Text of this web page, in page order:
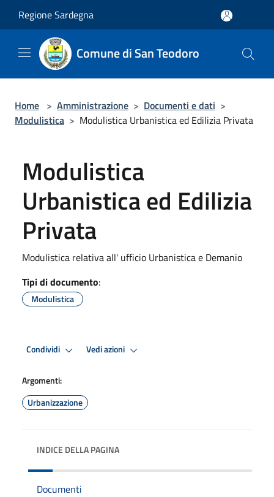
Regione Sardegna
Comune di San Teodoro
Home > Amministrazione > Documenti e dati >
Modulistica > Modulistica Urbanistica ed Edilizia Privata
Modulistica
Urbanistica ed Edilizia
Privata
Modulistica relativa all' ufficio Urbanistica e Demanio
Tipi di documento:
Modulistica
Condividi Vedi azioni
Argomenti:
Urbanizzazione
INDICE DELLA PAGINA
Documenti